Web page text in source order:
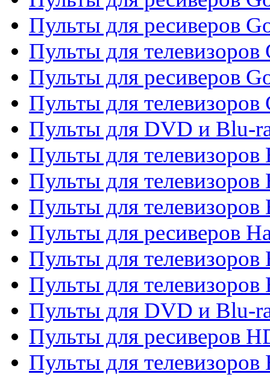
Пульты для ресиверов
Пульты для телевизоров
Пульты для ресиверов
Пульты для телевизоров
Пульты для DVD и Blu-
Пульты для телевизоров
Пульты для телевизоров
Пульты для
Пульты для ресиверов
Пульты для телевизоров
Пульты для телевизоров
Пульты для DVD и Blu-
Пульты для ресиверов
Пульты для